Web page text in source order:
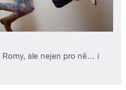
ale nejen pro ně… i